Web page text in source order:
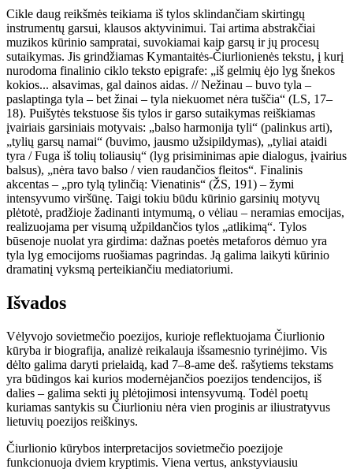
Cikle daug reikšmės teikiama iš tylos sklindančiam skirtingų
instrumentų garsui, klausos aktyvinimui. Tai artima abstrakčiai
muzikos kūrinio sampratai, suvokiamai kaip garsų ir jų procesų
sutaikymas. Jis grindžiamas Kymantaitės-Čiurlionienės tekstu, į kurį
nurodoma finalinio ciklo teksto epigrafe: „iš gelmių ėjo lyg šnekos
kokios... alsavimas, gal dainos aidas. // Nežinau – buvo tyla –
paslaptinga tyla – bet žinai – tyla niekuomet nėra tuščia“ (LS, 17–
18). Puišytės tekstuose šis tylos ir garso sutaikymas reiškiamas
įvairiais garsiniais motyvais: „balso harmonija tyli“ (palinkus arti),
„tylių garsų namai“ (buvimo, jausmo užsipildymas), „tyliai ataidi
tyra / Fuga iš tolių toliausių“ (lyg prisiminimas apie dialogus, įvairius
balsus), „nėra tavo balso / vien raudančios fleitos“. Finalinis
akcentas – „pro tylą tylinčią: Vienatinis“ (ŽS, 191) – žymi
intensyvumo viršūnę. Taigi tokiu būdu kūrinio garsinių motyvų
plėtotė, pradžioje žadinanti intymumą, o vėliau – neramias emocijas,
realizuojama per visumą užpildančios tylos „atlikimą“. Tylos
būsenoje nuolat yra girdima: dažnas poetės metaforos dėmuo yra
tyla lyg emocijoms ruošiamas pagrindas. Ją galima laikyti kūrinio
dramatinį vyksmą perteikiančiu mediatoriumi.
Išvados
Vėlyvojo sovietmečio poezijos, kurioje reflektuojama Čiurlionio
kūryba ir biografija, analizė reikalauja išsamesnio tyrinėjimo. Vis
dėlto galima daryti prielaidą, kad 7–8-ame deš. rašytiems tekstams
yra būdingos kai kurios modernėjančios poezijos tendencijos, iš
dalies – galima sekti jų plėtojimosi intensyvumą. Todėl poetų
kuriamas santykis su Čiurlioniu nėra vien proginis ar iliustratyvus
lietuvių poezijos reiškinys.
Čiurlionio kūrybos interpretacijos sovietmečio poezijoje
funkcionuoja dviem kryptimis. Viena vertus, ankstyviausiu